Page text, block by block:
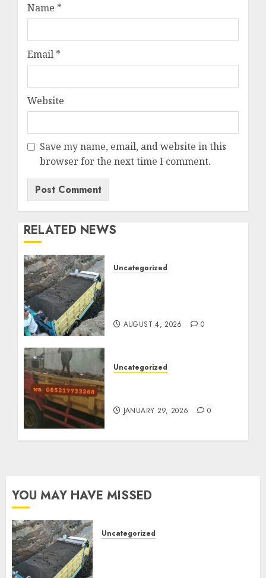
Name *
Email *
Website
Save my name, email, and website in this
browser for the next time I comment.
RELATED NEWS
Uncategorized
AUGUST 4, 2026 0
Uncategorized
JANUARY 29, 2026 0
YOU MAY HAVE MISSED
Uncategorized